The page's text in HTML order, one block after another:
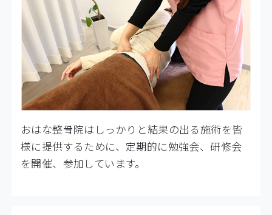
おはな整骨院はしっかりと結果の出る施術を皆
様に提供するために、定期的に勉強会、研修会
を開催、参加しています。